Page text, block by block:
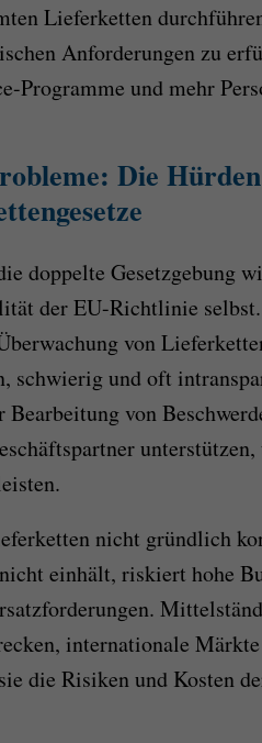
Lieferketten
Anforderungen zu
Programme und mehr
Die
doppelte Gesetzgebung
der EU-Richtlinie
von
schwierig und oft
Bearbeitung von
nicht gründlich
einhält, riskiert hohe
internationale
die Risiken und Kosten